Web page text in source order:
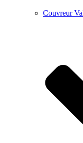
Couvreur